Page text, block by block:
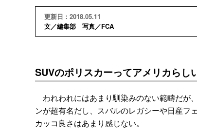
更新日：2018.05.11
文／編集部 写真／FCA
SUVのポリスカーってアメリカらし
われわれにはあまり馴染みのない範疇だが
ンが超有名だし、スバルのレガシーや日産フ
カッコ良さはあまり感じない。